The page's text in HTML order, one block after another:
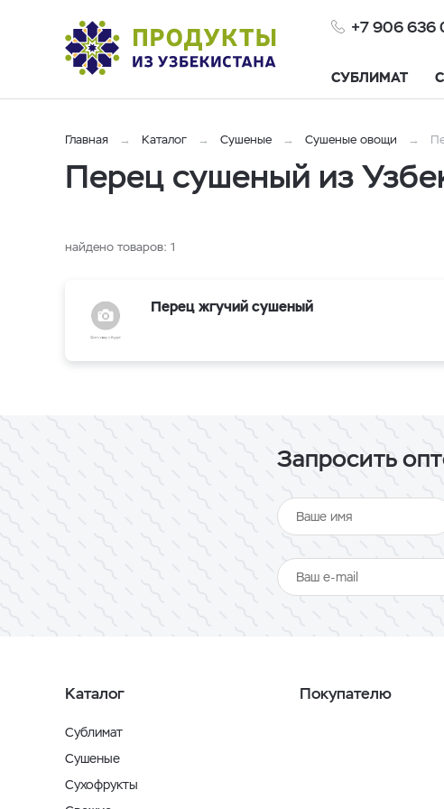
+7 906 636
СУБЛИМАТ
Главная Каталог Сушеные Сушеные овощи
Перец сушеный из
найдено товаров: 1
Перец жгучий сушеный
Запросить
Каталог
Сублимат
Сушеные
Сухофрукты
Покупателю